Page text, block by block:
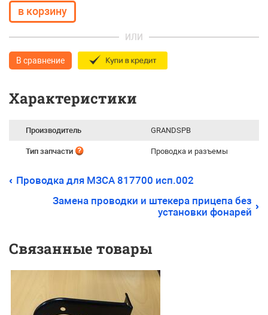
ИЛИ
В сравнение
Характеристики
Производитель GRANDSPB
Тип запчасти Проводка и разъемы
Проводка для МЗСА 817700 исп.002
Замена проводки и штекера прицепа без
установки фонарей
Связанные товары